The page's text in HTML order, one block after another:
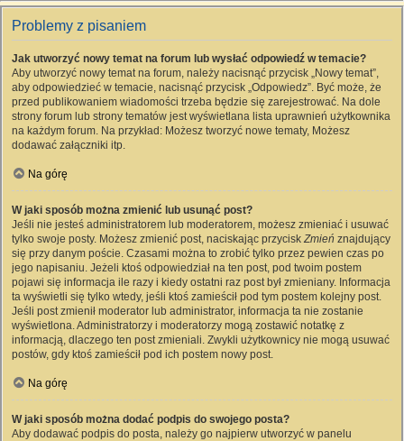
Problemy z pisaniem
Jak utworzyć nowy temat na forum lub wysłać odpowiedź w temacie?
Aby utworzyć nowy temat na forum, należy nacisnąć przycisk „Nowy temat”,
aby odpowiedzieć w temacie, nacisnąć przycisk „Odpowiedz”. Być może, że
przed publikowaniem wiadomości trzeba będzie się zarejestrować. Na dole
strony forum lub strony tematów jest wyświetlana lista uprawnień użytkownika
na każdym forum. Na przykład: Możesz tworzyć nowe tematy, Możesz
dodawać załączniki itp.
Na górę
W jaki sposób można zmienić lub usunąć post?
Jeśli nie jesteś administratorem lub moderatorem, możesz zmieniać i usuwać
tylko swoje posty. Możesz zmienić post, naciskając przyciskZmień znajdujący
się przy danym poście. Czasami można to zrobić tylko przez pewien czas po
jego napisaniu. Jeżeli ktoś odpowiedział na ten post, pod twoim postem
pojawi się informacja ile razy i kiedy ostatni raz post był zmieniany. Informacja
ta wyświetli się tylko wtedy, jeśli ktoś zamieścił pod tym postem kolejny post.
Jeśli post zmienił moderator lub administrator, informacja ta nie zostanie
wyświetlona. Administratorzy i moderatorzy mogą zostawić notatkę z
informacją, dlaczego ten post zmieniali. Zwykli użytkownicy nie mogą usuwać
postów, gdy ktoś zamieścił pod ich postem nowy post.
Na górę
W jaki sposób można dodać podpis do swojego posta?
Aby dodawać podpis do posta, należy go najpierw utworzyć w panelu